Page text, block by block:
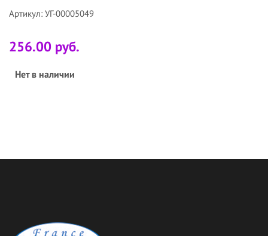
Артикул: УГ-00005049
256.00 руб.
Нет в наличии